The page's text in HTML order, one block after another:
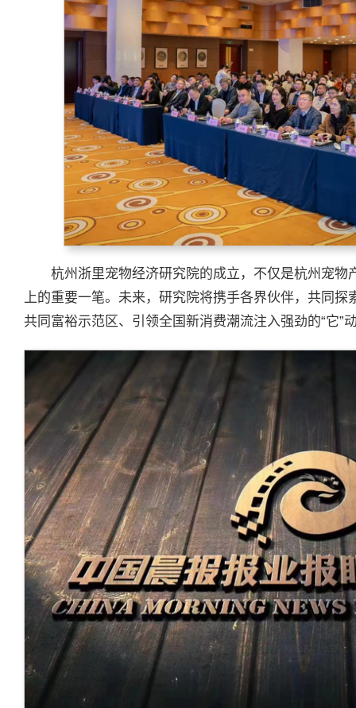
杭州浙里宠物经济研究院的成立，不仅是杭州宠
上的重要一笔。未来，研究院将携手各界伙伴，共同
共同富裕示范区、引领全国新消费潮流注入强劲的“它”